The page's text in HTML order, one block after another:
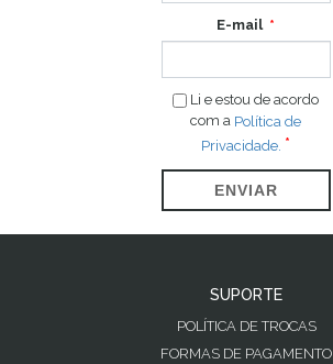
E-mail
Li e estou de acordo
com a Política de
Privacidade.
ENVIAR
SUPORTE
POLÍTICA DE TROCAS
FORMAS DE PAGAMENTO